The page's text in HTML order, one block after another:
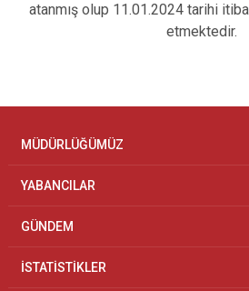
atanmış olup 11.01.2024 tarihi
etmektedir.
MÜDÜRLÜĞÜMÜZ
YABANCILAR
GÜNDEM
İSTATİSTİKLER